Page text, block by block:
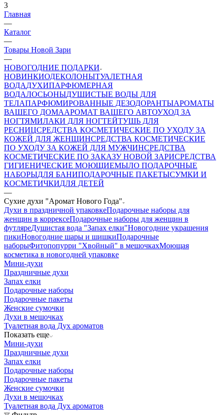
3
Главная
—
Каталог
—
Товары Новой Зари
—
НОВОГОДНИЕ ПОДАРКИ
НОВИНКИОДЕКОЛОНЫТУАЛЕТНАЯ
ВОДАДУХИПАРФЮМЕРНАЯ
ВОДАЛОСЬОНЫДУШИСТЫЕ ВОДЫ ДЛЯ
ТЕЛАПАРФЮМИРОВАННЫЕ ДЕЗОДОРАНТЫАРОМАТЫ
ВАШЕГО ДОМААРОМАТ ВАШЕГО АВТОУХОД ЗА
НОГТЯМИЛАКИ ДЛЯ НОГТЕЙТУШЬ ДЛЯ
РЕСНИЦСРЕДСТВА КОСМЕТИЧЕСКИЕ ПО УХОДУ ЗА
КОЖЕЙ ДЛЯ ЖЕНЩИНСРЕДСТВА КОСМЕТИЧЕСКИЕ
ПО УХОДУ ЗА КОЖЕЙ ДЛЯ МУЖЧИНСРЕДСТВА
КОСМЕТИЧЕСКИЕ ПО ЗАКАЗУ НОВОЙ ЗАРИСРЕДСТВА
ГИГИЕНИЧЕСКИЕ МОЮЩИЕМЫЛО ПОДАРОЧНЫЕ
НАБОРЫДЛЯ БАНИПОДАРОЧНЫЕ ПАКЕТЫСУМКИ И
КОСМЕТИЧКИДЛЯ ДЕТЕЙ
—
Сухие духи "Аромат Нового Года"
Духи в праздничной упаковкеПодарочные наборы для
женщин в коррексеПодарочные наборы для женщин в
футляреДушистая вода "Запах елки"Новогодние украшения
пикиНовогодние шары и шишкиПодарочные
наборыФитопопурри "Хвойный" в мешочкахМоющая
косметика в новогодней упаковке
Мини-духи
Праздничные духи
Запах елки
Подарочные наборы
Подарочные пакеты
Женские сумочки
Духи в мешочках
Туалетная вода Дух ароматов
Показать еще
Мини-духи
Праздничные духи
Запах елки
Подарочные наборы
Подарочные пакеты
Женские сумочки
Духи в мешочках
Туалетная вода Дух ароматов